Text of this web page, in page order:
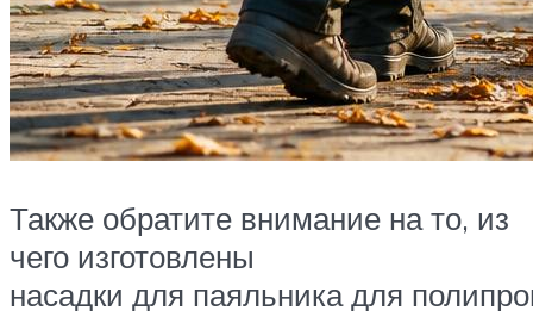
Также обратите внимание на то, из
чего изготовлены
насадки для паяльника для